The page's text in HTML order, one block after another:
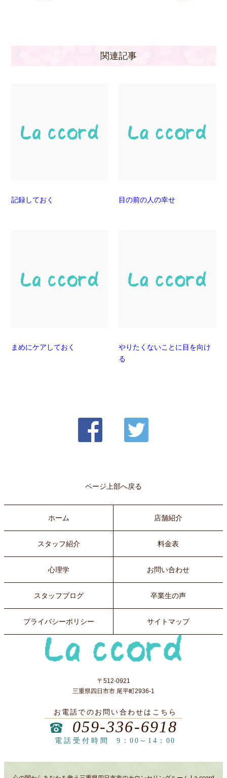
関連記事
記録しておく 目の前の人の幸せ
まめにケアしておく
やりたくないことに目を向け
る
ページ上部へ戻る
ホーム 店舗紹介
スタッフ紹介 料金表
心理学 お問い合わせ
スタッフブログ 卒業生の声
プライバシーポリシー サイトマップ
〒512-0921
三重県四日市市 尾平町2936-1
お電話でのお問い合わせはこちら
059-336-6918
電話受付時間 9：00～14：00